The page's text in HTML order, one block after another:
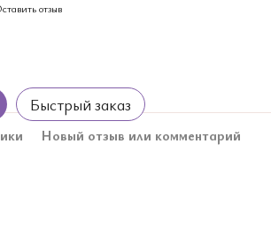
отзыв
Быстрый заказ
Новый отзыв или комментарий